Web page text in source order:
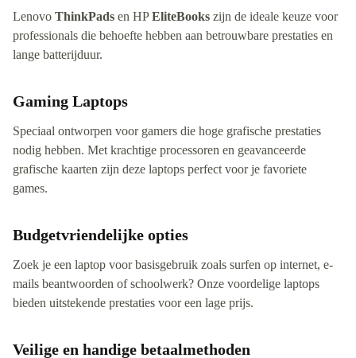
Lenovo ThinkPads en HPEliteBooks zijn de ideale keuze voor
professionals die behoefte hebben aan betrouwbare prestaties en
lange batterijduur.
Gaming Laptops
Speciaal ontworpen voor gamers die hoge grafische prestaties
nodig hebben. Met krachtige processoren en geavanceerde
grafische kaarten zijn deze laptops perfect voor je favoriete
games.
Budgetvriendelijke opties
Zoek je een laptop voor basisgebruik zoals surfen op internet, e-
mails beantwoorden of schoolwerk? Onze voordelige laptops
bieden uitstekende prestaties voor een lage prijs.
Veilige en handige betaalmethoden